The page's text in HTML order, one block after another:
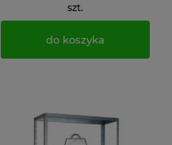
szt.
do koszyka